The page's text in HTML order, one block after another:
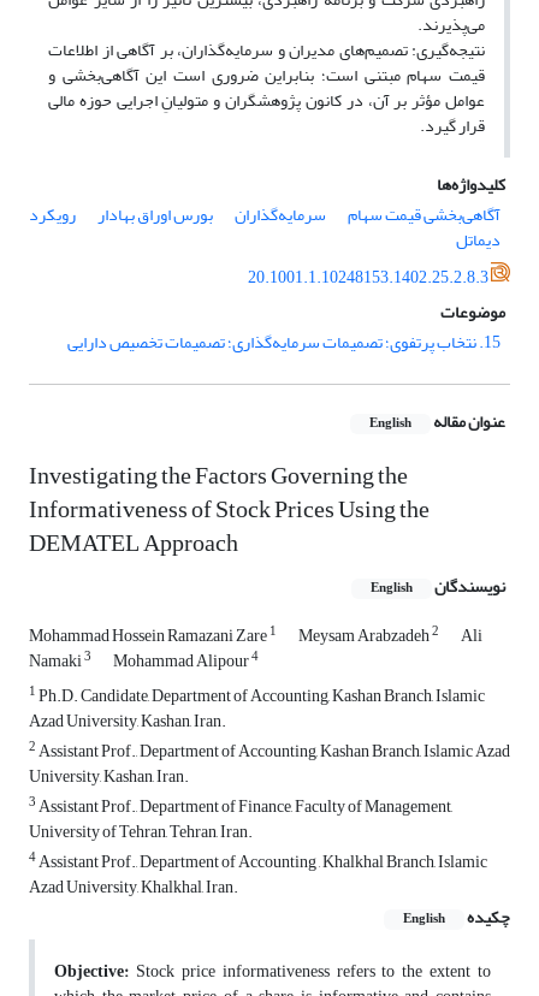
می‌پذیرند.
نتیجه‌گیری: تصمیم‌های مدیران و سرمایه‌گذاران، بر آگاهی از اطلاعات
قیمت سهام مبتنی است؛ بنابراین ضروری است این آگاهی‌بخشی و
عوامل مؤثر بر آن، در کانون پژوهشگران و متولیانِ اجرایی حوزه مالی
قرار گیرد.
کلیدواژه‌ها
آگاهی‌بخشی قیمت سهام
سرمایه‌گذاران بورس اوراق بهادار رویکرد
دیماتل
20.1001.1.10248153.1402.25.2.8.3
موضوعات
15. نتخاب پرتفوی؛ تصمیمات سرمایه‌گذاری؛ تصمیمات تخصیص دارایی
عنوان مقاله English
Investigating the Factors Governing the
Informativeness of Stock Prices Using the
DEMATEL Approach
نویسندگان English
Mohammad Hossein Ramazani Zare1 Meysam Arabzadeh2 Ali
Namaki3 Mohammad Alipour4
1Ph.D. Candidate, Department of Accounting, Kashan Branch, Islamic
Azad University, Kashan, Iran.
2Assistant Prof., Department of Accounting, Kashan Branch, Islamic Azad
University, Kashan, Iran.
3Assistant Prof., Department of Finance, Faculty of Management,
University of Tehran, Tehran, Iran.
4Assistant Prof., Department of Accounting , Khalkhal Branch, Islamic
Azad University, Khalkhal, Iran.
چکیده
English
Objective: Stock price informativeness refers to the extent to